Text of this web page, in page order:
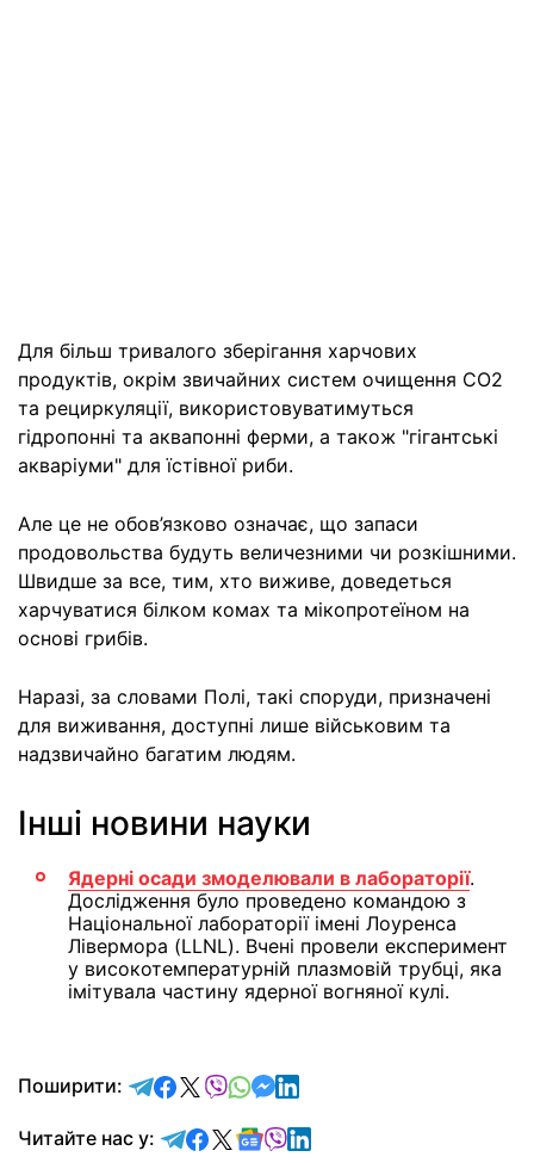
Для більш тривалого зберігання харчових
продуктів, окрім звичайних систем очищення CO2
та рециркуляції, використовуватимуться
гідропонні та аквапонні ферми, а також "гігантські
акваріуми" для їстівної риби.
Але це не обов’язково означає, що запаси
продовольства будуть величезними чи розкішними.
Швидше за все, тим, хто виживе, доведеться
харчуватися білком комах та мікопротеїном на
основі грибів.
Наразі, за словами Полі, такі споруди, призначені
для виживання, доступні лише військовим та
надзвичайно багатим людям.
Інші новини науки
Ядерні осади змоделювали в лабораторії.
Дослідження було проведено командою з
Національної лабораторії імені Лоуренса
Лівермора (LLNL). Вчені провели експеримент
у високотемпературній плазмовій трубці, яка
імітувала частину ядерної вогняної кулі.
Поширити: відправити у Telegram
поділитись у Facebook
поділитись у X
відправити у Viber
відправити у Whatsapp
відправити у Messenger
відправити у LinkedIn
Читайте нас у: Читайте у Telegram
Читайте у Facebook
Читайте у X
Читайте у Google news
Читайте у Viber
Читайте у LinkedIn